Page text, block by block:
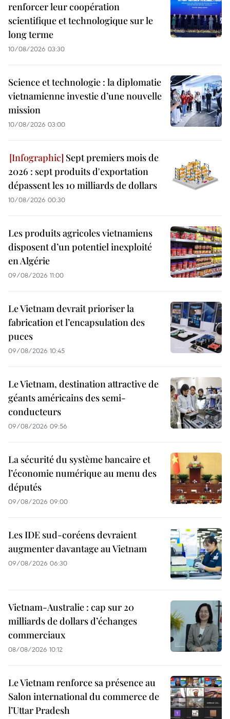
renforcer leur coopération
scientifique et technologique sur le
long terme
10/08/2026 03:30
Science et technologie : la diplomatie
vietnamienne investie d’une nouvelle
mission
10/08/2026 03:00
Sept premiers mois de
2026 : sept produits d'exportation
dépassent les 10 milliards de dollars
10/08/2026 00:30
Les produits agricoles vietnamiens
disposent d’un potentiel inexploité
en Algérie
09/08/2026 11:00
Le Vietnam devrait prioriser la
fabrication et l’encapsulation des
puces
09/08/2026 10:45
Le Vietnam, destination attractive de
géants américains des semi-
conducteurs
09/08/2026 09:56
La sécurité du système bancaire et
l’économie numérique au menu des
députés
09/08/2026 09:00
Les IDE sud-coréens devraient
augmenter davantage au Vietnam
09/08/2026 06:30
Vietnam-Australie : cap sur 20
milliards de dollars d’échanges
commerciaux
08/08/2026 10:12
Le Vietnam renforce sa présence au
Salon international du commerce de
l’Uttar Pradesh